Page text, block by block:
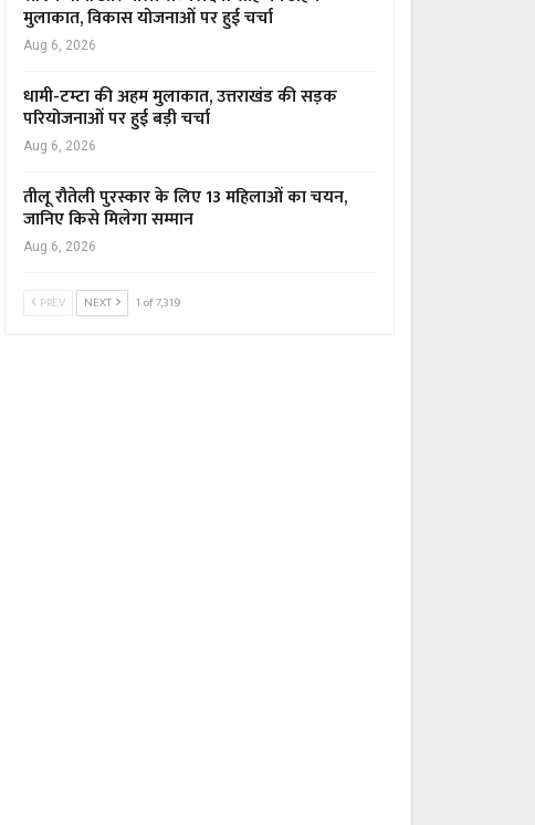
मुलाकात, विकास योजनाओं पर हुई चर्चा
Aug 6, 2026
धामी-टम्टा की अहम मुलाकात, उत्तराखंड की सड़क
परियोजनाओं पर हुई बड़ी चर्चा
Aug 6, 2026
तीलू रौतेली पुरस्कार के लिए 13 महिलाओं का चयन,
जानिए किसे मिलेगा सम्मान
Aug 6, 2026
PREV NEXT 1 of 7,319